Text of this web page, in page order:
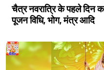
चैत्र नवरात्रि के पहले दिन
पूजन विधि, भोग, मंत्र आदि